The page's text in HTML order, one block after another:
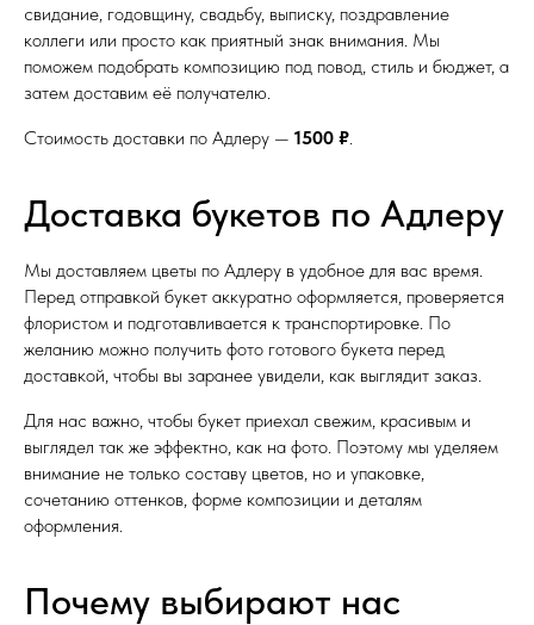
свидание, годовщину, свадьбу, выписку, поздравление
коллеги или просто как приятный знак внимания. Мы
поможем подобрать композицию под повод, стиль и бюджет, а
затем доставим её получателю.
Стоимость доставки по Адлеру — 1500 ₽
Доставка букетов по Адлеру
Мы доставляем цветы по Адлеру в удобное для вас время.
Перед отправкой букет аккуратно оформляется, проверяется
флористом и подготавливается к транспортировке. По
желанию можно получить фото готового букета перед
доставкой, чтобы вы заранее увидели, как выглядит заказ.
Для нас важно, чтобы букет приехал свежим, красивым и
выглядел так же эффектно, как на фото. Поэтому мы уделяем
внимание не только составу цветов, но и упаковке,
сочетанию оттенков, форме композиции и деталям
оформления.
Почему выбирают нас